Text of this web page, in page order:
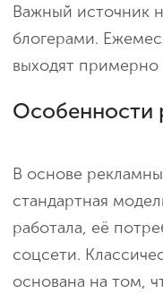
Важный источник
блогерами.
выходят примерно
Особенности
В основе
стандартная
работала, её
соцсети.
основана на том,